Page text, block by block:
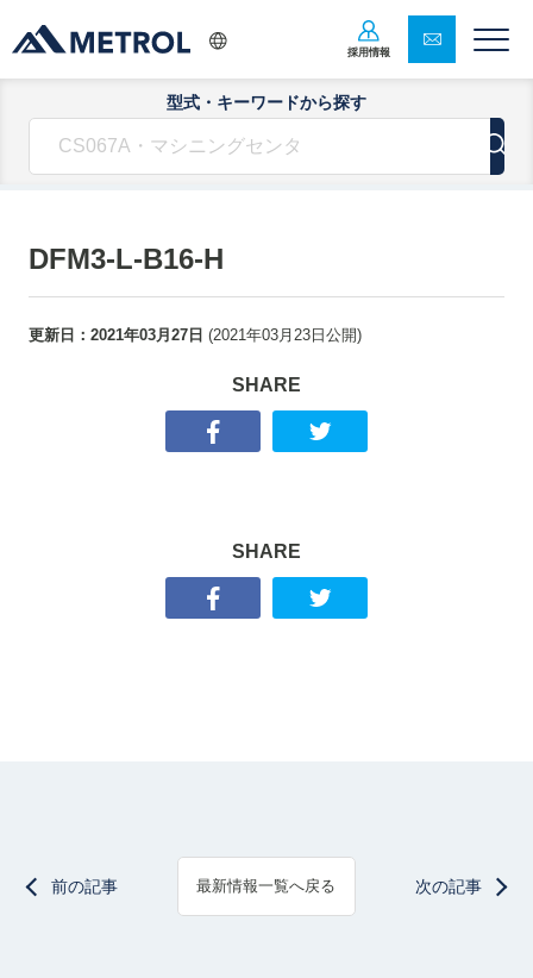
採用情報
型式・キーワードから探す
DFM3-L-B16-H
更新日： 2021年03月27日 (2021年03月23日 公開)
SHARE
SHARE
前の記事 最新情報一覧へ戻る 次の記事